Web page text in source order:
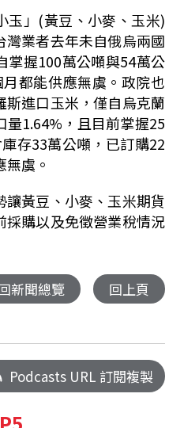
玉」(黃豆、小麥、玉米)
業者去年未自俄烏兩國
掌握100萬公噸與54萬公
都能供應無虞。政院也
進口玉米，僅自烏克蘭
量1.64%，且目前掌握25
存33萬公噸，已訂購22
虞。
黃豆、小麥、玉米期貨
購以及免徵營業稅情況
新聞總覽 回上頁
Podcasts URL 訂閱複製